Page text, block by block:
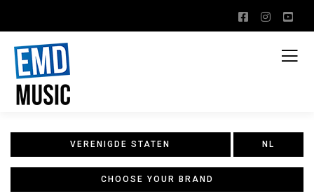
VERENIGDE STATEN NL
CHOOSE YOUR BRAND